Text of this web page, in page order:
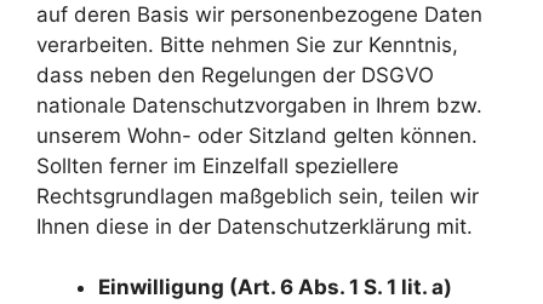
auf deren Basis wir personenbezogene Daten
verarbeiten. Bitte nehmen Sie zur Kenntnis,
dass neben den Regelungen der DSGVO
nationale Datenschutzvorgaben in Ihrem bzw.
unserem Wohn- oder Sitzland gelten können.
Sollten ferner im Einzelfall speziellere
Rechtsgrundlagen maßgeblich sein, teilen wir
Ihnen diese in der Datenschutzerklärung mit.
Einwilligung (Art. 6 Abs. 1 S. 1 lit. a)